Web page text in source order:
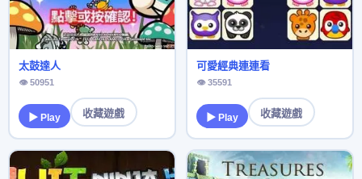
太鼓達人
👁 50951
▶ Play 收藏遊戲
可愛經典連連看
👁 35591
▶ Play 收藏遊戲